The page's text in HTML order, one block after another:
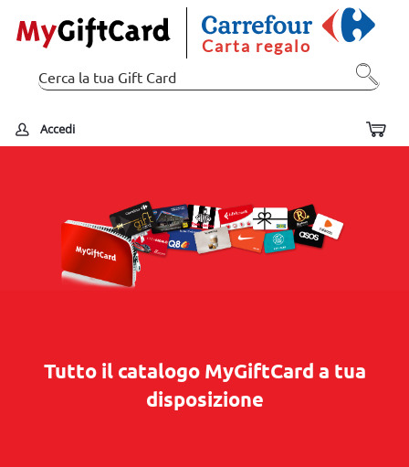
Carta regalo
Accedi
Tutto il catalogo MyGiftCard a tua
disposizione